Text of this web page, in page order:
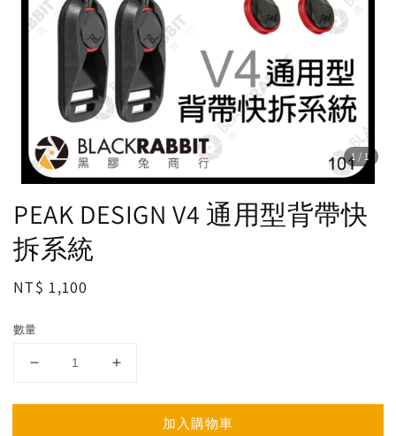
1 /1
PEAK DESIGN V4 通用型背帶快
拆系統
Regular
NT$ 1,100
數量
加入購物車